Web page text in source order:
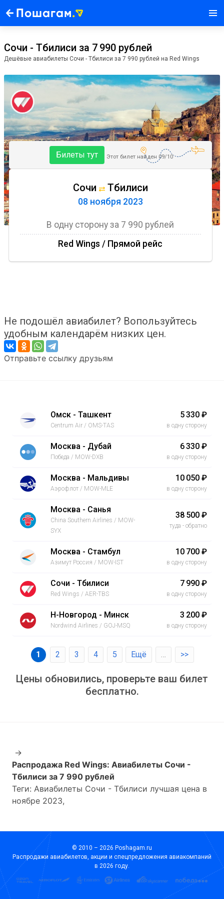
Пошагам.
Сочи - Тбилиси за 7 990 рублей
Дешёвые авиабилеты Сочи - Тбилиси за 7 990 рублей на Red Wings
Билеты тут Этот билет найден 09/10
Сочи Тбилиси
08 ноября 2023
В одну сторону за 7 990 рублей
Red Wings / Прямой рейс
Не подошёл авиабилет? Вопользуйтесь
удобным календарём низких цен.
Отправьте ссылку друзьям
Омск - Ташкент
Centrum Air / OMS-TAS
5 330 ₽
в одну сторону
Москва - Дубай
Победа / MOW-DXB
6 330 ₽
в одну сторону
Москва - Мальдивы
Аэрофлот / MOW-MLE
10 050 ₽
в одну сторону
Москва - Санья
China Southern Airlines / MOW-
SYX
38 500 ₽
туда - обратно
Москва - Стамбул
Азимут Россия / MOW-IST
10 700 ₽
в одну сторону
Сочи - Тбилиси
Red Wings / AER-TBS
7 990 ₽
в одну сторону
Н-Новгород - Минск
Nordwind Airlines / GOJ-MSQ
3 200 ₽
в одну сторону
1 2 3 4 5 Ещё … >>
Цены обновились, проверьте ваш билет
бесплатно.
→
Распродажа Red Wings: Авиабилеты Сочи -
Тбилиси за 7 990 рублей
Теги: Авиабилеты Сочи - Тбилиси лучшая цена в
ноябре 2023,
© 2010 – 2026 Poshagam.ru
Распродажи авиабилетов, акции и спецпредложения авиакомпаний
в 2026 году.